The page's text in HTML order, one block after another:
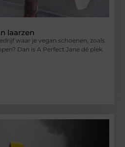
laarzen
waar je vegan schoenen, zoals
Dan is A Perfect Jane dé plek